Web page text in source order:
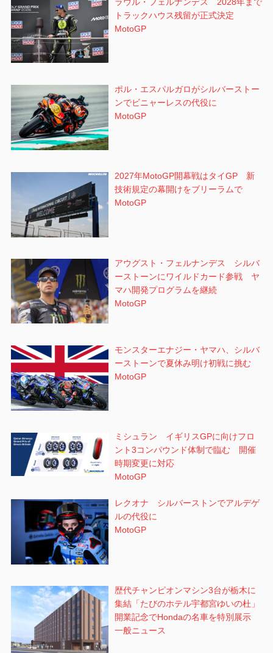
トラックハウス残留が正式決定
MotoGP
ポル・エスパルガロがシルバーストー
ンでビニャーレスの代役に
MotoGP
2027年MotoGP開幕戦はタイGP 新
技術規定の幕開けをブリーラムで
MotoGP
アウグスト・フェルナンデス シルバ
ーストーンにワイルドカード参戦 ヤ
マハ開発プログラムを継続
MotoGP
モンスターエナジー・ヤマハ、シルバ
ーストーンで夏休み明け初戦に挑む
MotoGP
ミシュラン イギリスGPに向けフロ
ント3コンパウンド体制で臨む 開催
時期変更に対応
MotoGP
レクオナ シルバーストンでアルデゲ
ルの代役に
MotoGP
歴代チャンピオンマシン3台が栃木に
集結「たびのホテル宇都宮ゆいの杜」
開業記念でHondaの名車を特別展示
一般ニュース